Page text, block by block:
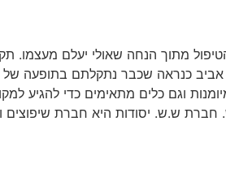
מתוך הנחה שאולי יעלם מעצמו.
כנראה שכבר נתקלתם בתופעה
וגם כלים מתאימים כדי